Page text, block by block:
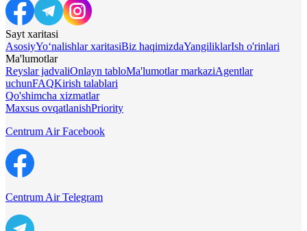
Sayt xaritasi
AsosiyYo‘nalishlar xaritasiBiz haqimizdaYangiliklarIsh o'rinlari
Ma'lumotlar
Reyslar jadvaliOnlayn tabloMa'lumotlar markaziAgentlar
uchunFAQKirish talablari
Qo'shimcha xizmatlar
Maxsus ovqatlanishPriority
Centrum Air Facebook
Centrum Air Telegram